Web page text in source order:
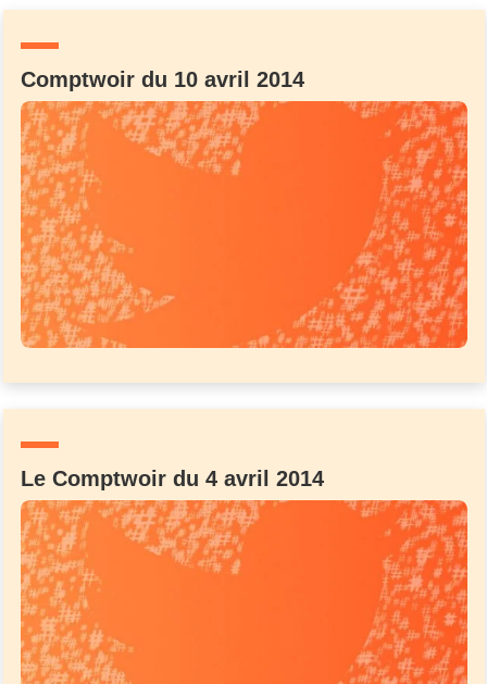
Comptwoir du 10 avril 2014
Le Comptwoir du 4 avril 2014